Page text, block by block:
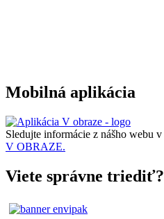
Mobilná aplikácia
Sledujte informácie z nášho webu v
V OBRAZE.
Viete správne triediť?